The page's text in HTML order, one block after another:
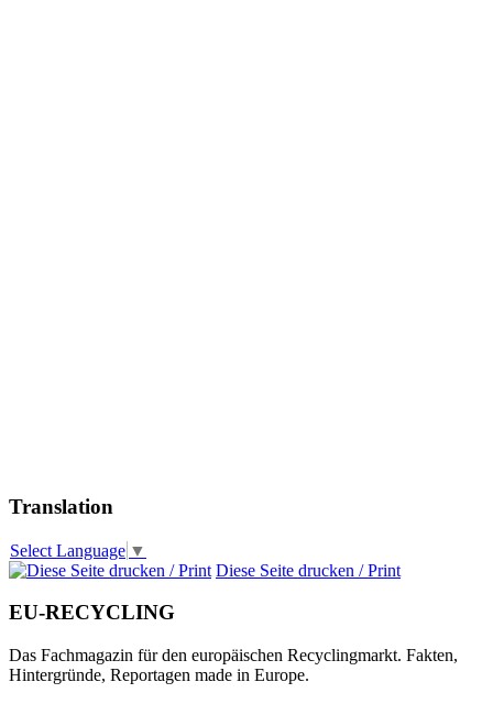
Translation
Select Language ▼
Diese Seite drucken / Print
EU-RECYCLING
Das Fachmagazin für den europäischen Recyclingmarkt. Fakten,
Hintergründe, Reportagen made in Europe.